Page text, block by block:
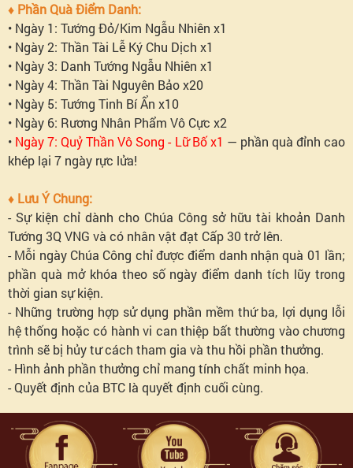
♦ Phần Quà Điểm Danh:
• Ngày 1: Tướng Đỏ/Kim Ngẫu Nhiên x1
• Ngày 2: Thần Tài Lễ Ký Chu Dịch x1
• Ngày 3: Danh Tướng Ngẫu Nhiên x1
• Ngày 4: Thần Tài Nguyên Bảo x20
• Ngày 5: Tướng Tinh Bí Ẩn x10
• Ngày 6: Rương Nhân Phẩm Vô Cực x2
• Ngày 7: Quỷ Thần Vô Song - Lữ Bố x1 — phần quà đỉnh cao
khép lại 7 ngày rực lửa!
♦ Lưu Ý Chung:
- Sự kiện chỉ dành cho Chúa Công sở hữu tài khoản Danh
Tướng 3Q VNG và có nhân vật đạt Cấp 30 trở lên.
- Mỗi ngày Chúa Công chỉ được điểm danh nhận quà 01 lần;
phần quà mở khóa theo số ngày điểm danh tích lũy trong
thời gian sự kiện.
- Những trường hợp sử dụng phần mềm thứ ba, lợi dụng lỗi
hệ thống hoặc có hành vi can thiệp bất thường vào chương
trình sẽ bị hủy tư cách tham gia và thu hồi phần thưởng.
- Hình ảnh phần thưởng chỉ mang tính chất minh họa.
- Quyết định của BTC là quyết định cuối cùng.